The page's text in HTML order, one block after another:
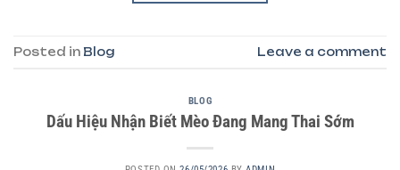
Posted in Blog Leave a comment
BLOG
Dấu Hiệu Nhận Biết Mèo Đang Mang Thai Sớm